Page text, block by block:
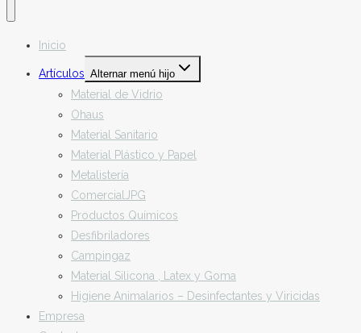
Inicio
Artículos Alternar menú hijo
Material de Vidrio
Ohaus
Material Sanitario
Material Plástico y Papel
Metalistería
ComercialJPG
Productos Químicos
Desfibriladores
Campingaz
Material Silicona , Latex y Goma
Higiene Animalarios – Desinfectantes y Viricidas
Empresa